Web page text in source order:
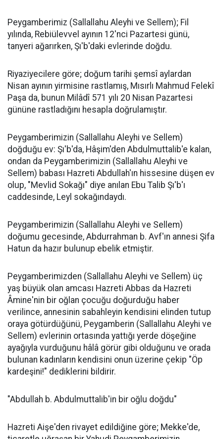
Peygamberimiz (Sallallahu Aleyhi ve Sellem); Fil
yılında, Rebiülevvel ayının 12'nci Pazartesi günü,
tanyeri ağarırken, Şı'b'daki evlerinde doğdu.
Riyaziyecilere göre; doğum tarihi şemsî aylardan
Nisan ayının yirmisine rastlamış, Mısırlı Mahmud Felekî
Paşa da, bunun Milâdî 571 yılı 20 Nisan Pazartesi
gününe rastladığını hesapla doğrulamıştır.
Peygamberimizin (Sallallahu Aleyhi ve Sellem)
doğduğu ev: Şı'b'da, Hâşim'den Abdulmuttalib'e kalan,
ondan da Peygamberimizin (Sallallahu Aleyhi ve
Sellem) babası Hazreti Abdullah'ın hissesine düşen ev
olup, "Mevlid Sokağı" diye anılan Ebu Talib Şı'b'ı
caddesinde, Leyl sokağındaydı.
Peygamberimizin (Sallallahu Aleyhi ve Sellem)
doğumu gecesinde, Abdurrahman b. Avf'ın annesi Şifa
Hatun da hazır bulunup ebelik etmiştir.
Peygamberimizden (Sallallahu Aleyhi ve Sellem) üç
yaş büyük olan amcası Hazreti Abbas da Hazreti
Âmine'nin bir oğlan çocuğu doğurduğu haber
verilince, annesinin sabahleyin kendisini elinden tutup
oraya götürdüğünü, Peygamberin (Sallallahu Aleyhi ve
Sellem) evlerinin ortasında yattığı yerde döşeğine
ayağıyla vurduğunu hâlâ görür gibi olduğunu ve orada
bulunan kadınların kendisini onun üzerine çekip "Öp
kardeşini!" dediklerini bildirir.
"Abdullah b. Abdulmuttalib'in bir oğlu doğdu"
Hazreti Aişe'den rivayet edildiğine göre; Mekke'de,